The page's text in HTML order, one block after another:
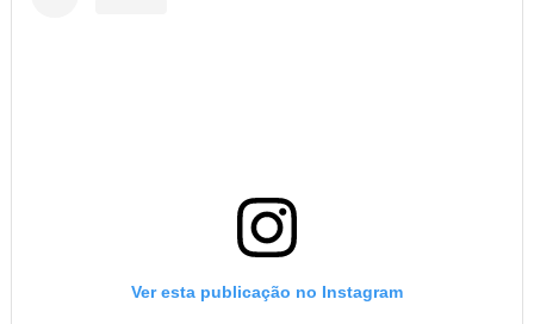
Ver esta publicação no Instagram